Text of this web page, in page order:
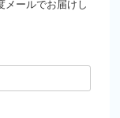
メールでお届けし